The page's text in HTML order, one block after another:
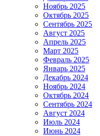
Ноябрь 2025
Октябрь 2025
Сентябрь 2025
Август 2025
Апрель 2025
Март 2025
Февраль 2025
Январь 2025
Декабрь 2024
Ноябрь 2024
Октябрь 2024
Сентябрь 2024
Август 2024
Июль 2024
Июнь 2024